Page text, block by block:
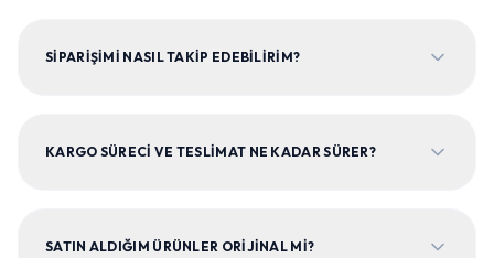
SIPARIŞIMI NASIL TAKIP EDEBILIRIM?
KARGO SÜRECI VE TESLIMAT NE KADAR SÜRER?
SATIN ALDIĞIM ÜRÜNLER ORIJINAL MI?